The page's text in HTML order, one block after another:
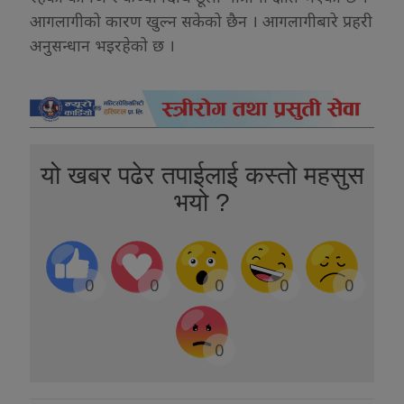
आगलागीको कारण खुल्न सकेको छैन । आगलागीबारे प्रहरी
अनुसन्धान भइरहेको छ ।
यो खबर पढेर तपाईलाई कस्तो महसुस
भयो ?
0 0 0 0 0
0